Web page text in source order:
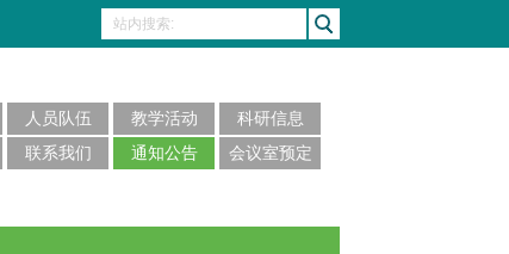
人员队伍 教学活动
科研信息
联系我们 通知公告 会议室预定